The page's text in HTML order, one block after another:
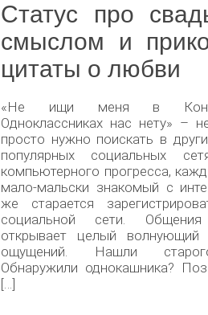
Статус про
смыслом и
цитаты о любви
«Не ищи меня в
Одноклассниках нас нету» –
просто нужно поискать в
популярных социальных
компьютерного прогресса,
мало-мальски знакомый с
же старается
социальной сети.
открывает целый
ощущений. Нашли
Обнаружили однокашника?
[…]